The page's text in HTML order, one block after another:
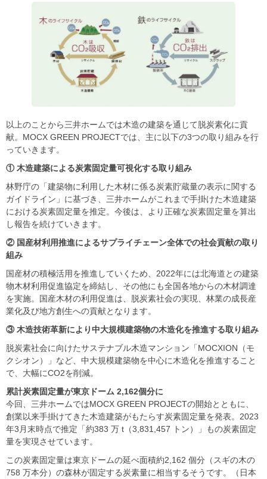
以上のことから三井ホームでは木造の建築を通じて脱炭素化に貢
献。MOCX GREEN PROJECTでは、主に以下の3つの取り組みを行
っていきます。
① 木造建築による炭素固定量可視化する取り組み
林野庁の「建築物に利用した木材に係る炭素貯蔵量の表示に関する
ガイドライン」に基づき、三井ホームがこれまで手掛けた木造建築
における炭素固定量を推定。今後は、より正確な炭素固定量を算出
し報告を続けていきます。
② 国産材利用推進によるサプライチェーン全体での社会貢献の取り
組み
国産材の積極活用を推進していくため、2022年には北海道との建築
物木材利用促進協定を締結し、その他にも全国各地からの木材調達
を実施。国産木材の利用促進は、脱炭素社会の実現、林業の成長産
業化及び地方創生への貢献となります。
③ 木造技術革新により中大規模建築物の木造化を推進する取り組み
脱炭素社会に向けたサステナブル木造マンション「MOCXION（モ
クシオン）」など、中大規模建築物を中心に木造化を推進すること
で、大幅にCO2を削減。
累計炭素固定量が東京ドーム 2,162個分に
今回、三井ホームではMOCX GREEN PROJECTの開始とともに、
創業以来手掛けてきた木造建築がもたらす炭素固定量を発表。2023
年3月末時点で推定「約383 万 t（3,831,457 トン）」もの炭素固定
量を実現させています。
この炭素固定量は東京ドームの延べ面積約2,162 個分（スギの木の
758 万本分）の森林が固定する炭素量に相当するそうです。（日本